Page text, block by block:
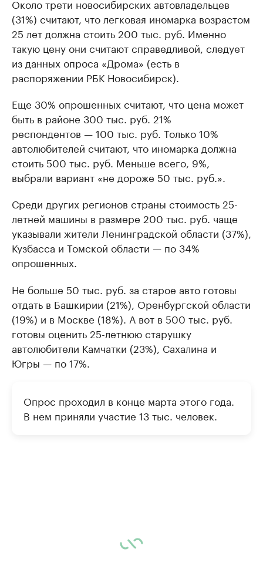
Около трети новосибирских автовладельцев
(31%) считают, что легковая иномарка возрастом
25 лет должна стоить 200 тыс. руб. Именно
такую цену они считают справедливой, следует
из данных опроса «Дрома» (есть в
распоряжении РБК Новосибирск).
Еще 30% опрошенных считают, что цена может
быть в районе 300 тыс. руб. 21%
респондентов — 100 тыс. руб. Только 10%
автолюбителей считают, что иномарка должна
стоить 500 тыс. руб. Меньше всего, 9%,
выбрали вариант «не дороже 50 тыс. руб.».
Среди других регионов страны стоимость 25-
летней машины в размере 200 тыс. руб. чаще
указывали жители Ленинградской области (37%),
Кузбасса и Томской области — по 34%
опрошенных.
Не больше 50 тыс. руб. за старое авто готовы
отдать в Башкирии (21%), Оренбургской области
(19%) и в Москве (18%). А вот в 500 тыс. руб.
готовы оценить 25-летнюю старушку
автолюбители Камчатки (23%), Сахалина и
Югры — по 17%.
Опрос проходил в конце марта этого года.
В нем приняли участие 13 тыс. человек.